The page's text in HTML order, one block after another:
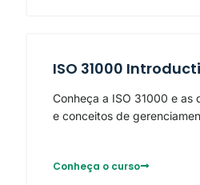
ISO 31000
Conheça a ISO 31000 e as
e conceitos de
Conheça o curso